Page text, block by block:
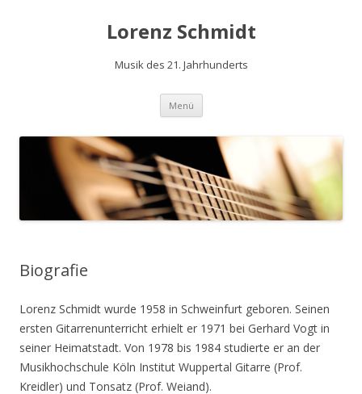
Lorenz Schmidt
Musik des 21. Jahrhunderts
Menü Zum
springen
Biografie
Lorenz Schmidt wurde 1958 in Schweinfurt geboren. Seinen
ersten Gitarrenunterricht erhielt er 1971 bei Gerhard Vogt in
seiner Heimatstadt. Von 1978 bis 1984 studierte er an der
Musikhochschule Köln Institut Wuppertal Gitarre (Prof.
Kreidler) und Tonsatz (Prof. Weiand).